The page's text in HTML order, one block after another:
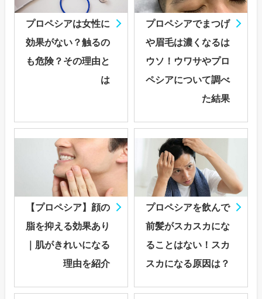
プロペシアは女性に
効果がない？触るの
も危険？その理由と
は
プロペシアでまつげ
や眉毛は濃くなるは
ウソ！ウワサやプロ
ペシアについて調べ
た結果
【プロペシア】顔の
脂を抑える効果あり
｜肌がきれいになる
理由を紹介
プロペシアを飲んで
前髪がスカスカにな
ることはない！スカ
スカになる原因は？